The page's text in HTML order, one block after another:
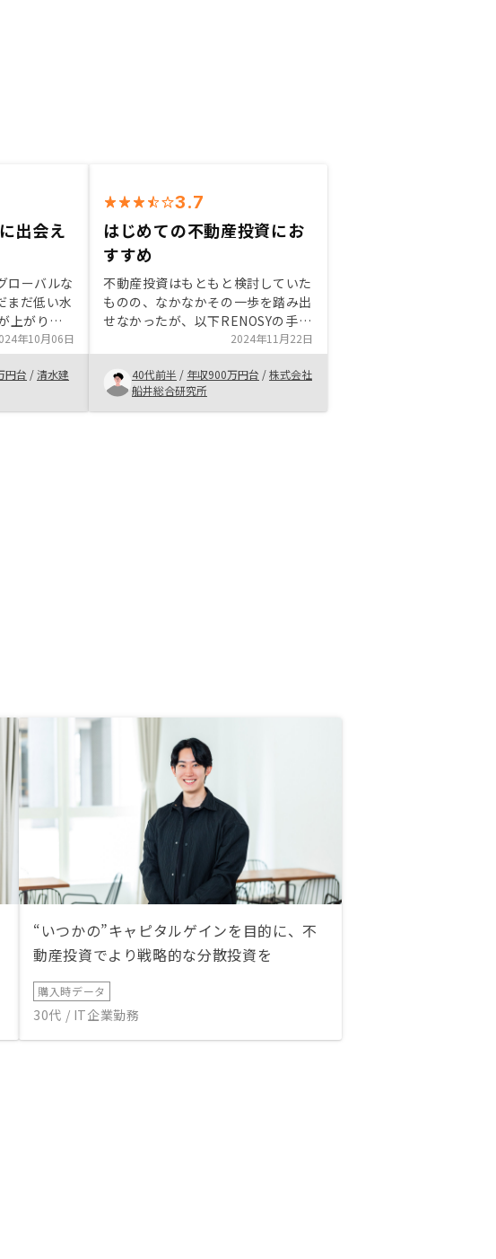
出会え
ローバルな
まだ低い水
上がり欧
たのと同じ
格水準も上
れます。
ていない
つ、という
年10月06日
円台 /清水建
3.7
はじめての不動産投資にお
すすめ
不動産投資はもともと検討していた
ものの、なかなかその一歩を踏み出
せなかったが、以下RENOSYの手軽
さが刺さり、購入に至った ・初期
費用の持ち出しが非常に少なく済む
・各種契約手続きやその後の物件管
理もアプリやLINE等を介してデジ
タルに行える 売り出し物件情報を
2024年11月22日
40代前半 / 年収900万円台 /株式会社
船井総合研究所
“いつかの”キャピタルゲインを目的に、不
動産投資でより戦略的な分散投資を
購入時データ
30代 / IT企業勤務